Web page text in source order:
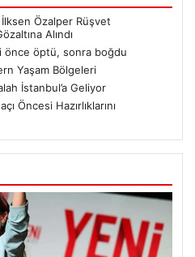
Özalper Rüşvet
Alındı
önce öptü, sonra boğdu
Yaşam Bölgeleri
İstanbul’a Geliyor
Öncesi Hazırlıklarını